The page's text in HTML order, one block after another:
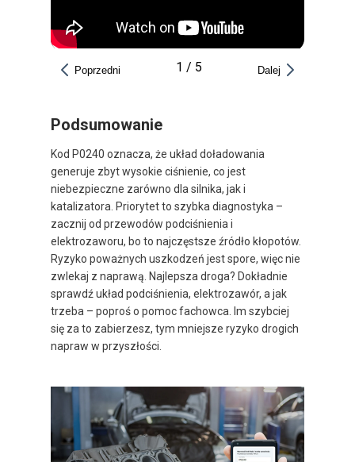
Poprzedni 1 / 5 Dalej
Podsumowanie
Kod P0240 oznacza, że układ doładowania
generuje zbyt wysokie ciśnienie, co jest
niebezpieczne zarówno dla silnika, jak i
katalizatora. Priorytet to szybka diagnostyka –
zacznij od przewodów podciśnienia i
elektrozaworu, bo to najczęstsze źródło kłopotów.
Ryzyko poważnych uszkodzeń jest spore, więc nie
zwlekaj z naprawą. Najlepsza droga? Dokładnie
sprawdź układ podciśnienia, elektrozawór, a jak
trzeba – poproś o pomoc fachowca. Im szybciej
się za to zabierzesz, tym mniejsze ryzyko drogich
napraw w przyszłości.